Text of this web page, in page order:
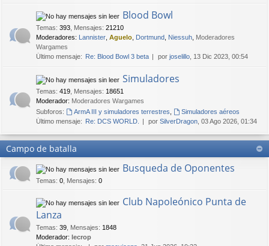
Blood Bowl
Temas: 393 Mensajes: 21210
Moderadores: Lannister Aguelo Dortmund Niessuh Moderadores
Wargames
Último mensaje: Re: Blood Bowl 3 beta por joselillo , 13 Dic 2023, 00:54
Simuladores
Temas: 419 Mensajes: 18651
Moderador: Moderadores Wargames
Subforos:
ArmA III y simuladores terrestres
Simuladores aéreos
Último mensaje: Re: DCS WORLD. por SilverDragon , 03 Ago 2026, 01:34
Campo de batalla
Busqueda de Oponentes
Temas: 0 Mensajes: 0
Club Napoleónico Punta de
Lanza
Temas: 39 Mensajes: 1848
Moderador: lecrop